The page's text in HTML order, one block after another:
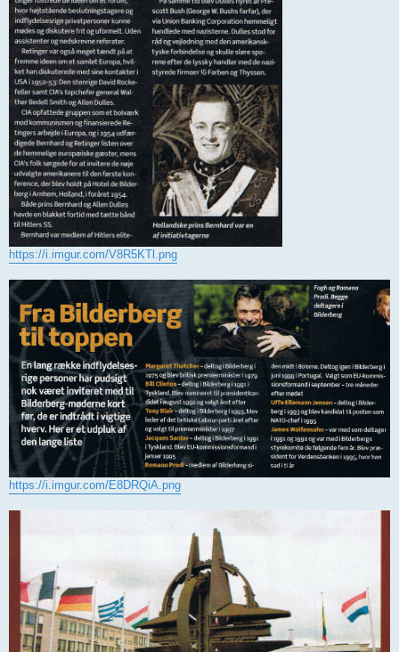
https://i.imgur.com/V8R5KTl.png
https://i.imgur.com/E8DRQiA.png